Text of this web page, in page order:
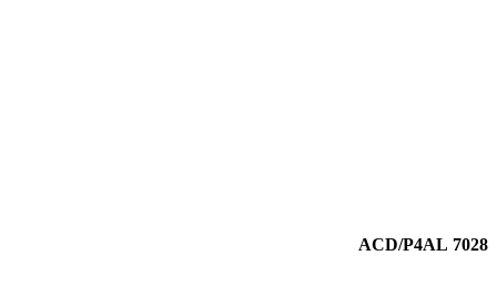
7028 ACD/P4AL